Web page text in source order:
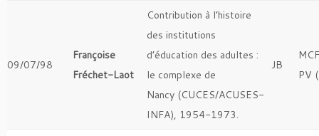
09/07/98
Françoise
Fréchet-Laot
Contribution à l’histoire
des institutions
d’éducation des adultes :
le complexe de
Nancy (CUCES/ACUSES-
INFA), 1954-1973.
JB
PV